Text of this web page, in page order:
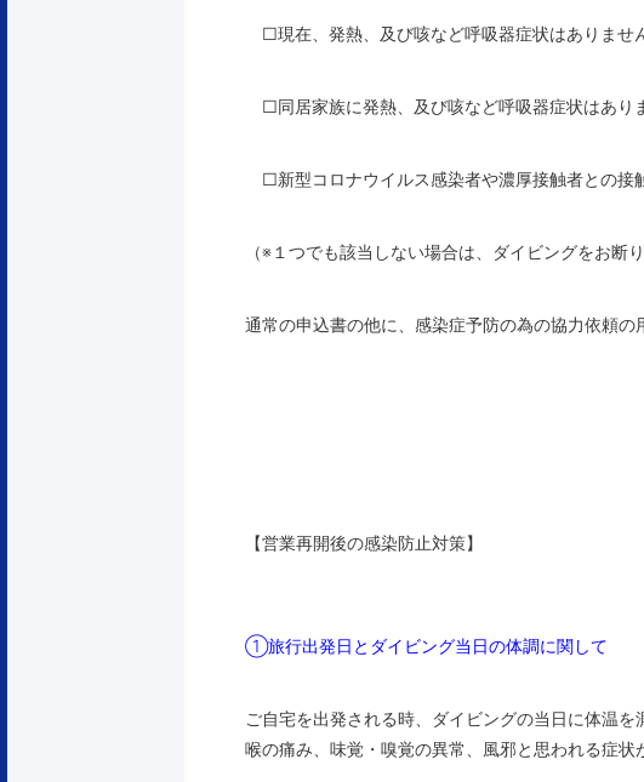
□現在、発熱、及び咳など呼吸器症状はありませ
□同居家族に発熱、及び咳など呼吸器症状はあり
□新型コロナウイルス感染者や濃厚接触者との接
（※１つでも該当しない場合は、ダイビングをお断
通常の申込書の他に、感染症予防の為の協力依頼の
【営業再開後の感染防止対策】
①旅行出発日とダイビング当日の体調に関して
ご自宅を出発される時、ダイビングの当日に体温
喉の痛み、味覚・嗅覚の異常、風邪と思われる症状